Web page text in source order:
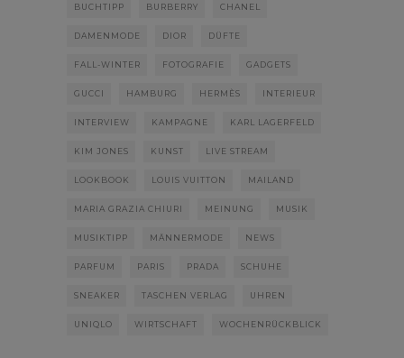
BUCHTIPP BURBERRY CHANEL
DAMENMODE DIOR DÜFTE
FALL-WINTER FOTOGRAFIE GADGETS
GUCCI HAMBURG HERMÈS INTERIEUR
INTERVIEW KAMPAGNE KARL LAGERFELD
KIM JONES KUNST LIVE STREAM
LOOKBOOK LOUIS VUITTON MAILAND
MARIA GRAZIA CHIURI MEINUNG MUSIK
MUSIKTIPP MÄNNERMODE NEWS
PARFUM PARIS PRADA SCHUHE
SNEAKER TASCHEN VERLAG UHREN
UNIQLO WIRTSCHAFT WOCHENRÜCKBLICK